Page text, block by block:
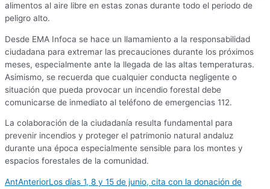
alimentos al aire libre en estas zonas durante todo el periodo de
peligro alto.
Desde EMA Infoca se hace un llamamiento a la responsabilidad
ciudadana para extremar las precauciones durante los próximos
meses, especialmente ante la llegada de las altas temperaturas.
Asimismo, se recuerda que cualquier conducta negligente o
situación que pueda provocar un incendio forestal debe
comunicarse de inmediato al teléfono de emergencias 112.
La colaboración de la ciudadanía resulta fundamental para
prevenir incendios y proteger el patrimonio natural andaluz
durante una época especialmente sensible para los montes y
espacios forestales de la comunidad.
AntAnteriorLos días 1, 8 y 15 de junio, cita con la donación de